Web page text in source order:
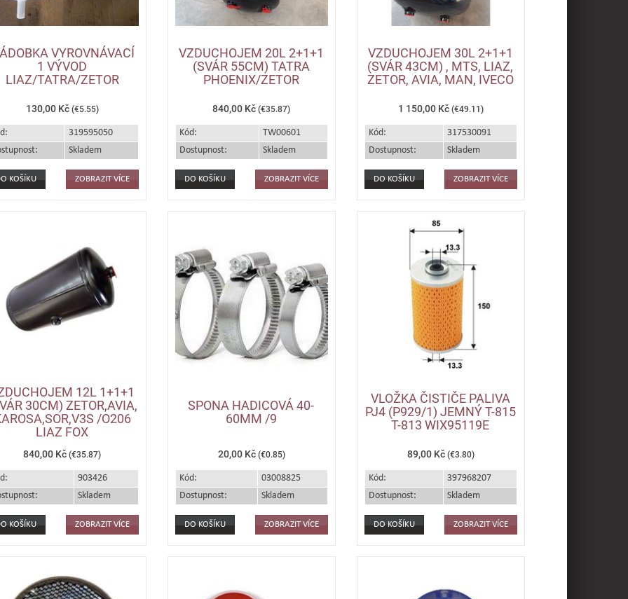
VYROVNÁVACÍ
1 VÝVOD
LIAZ/TATRA/ZETOR
130,00 Kč (€5.55)
319595050
Skladem
ZOBRAZIT VÍCE
VZDUCHOJEM 20L 2+1+1
(SVÁR 55CM) TATRA
PHOENIX/ZETOR
840,00 Kč(€35.87)
Kód:
TW00601
Dostupnost:
Skladem
ZOBRAZIT VÍCE
VZDUCHOJEM 30L 2+1+1
(SVÁR 43CM) , MTS, LIAZ,
ZETOR, AVIA, MAN, IVECO
1 150,00 Kč (€49.11)
Kód:
317530091
Dostupnost:
Skladem
ZOBRAZIT VÍCE
12L 1+1+1
30CM) ZETOR,AVIA,
/O206
LIAZ FOX
840,00 Kč(€35.87)
903426
Skladem
ZOBRAZIT VÍCE
SPONA HADICOVÁ 40-
60MM /9
20,00 Kč (€0.85)
Kód:
03008825
Dostupnost:
Skladem
ZOBRAZIT VÍCE
VLOŽKA ČISTIČE PALIVA
PJ4 (P929/1) JEMNÝ T-815
T-813 WIX95119E
89,00 Kč (€3.80)
Kód:
397968207
Dostupnost:
Skladem
ZOBRAZIT VÍCE